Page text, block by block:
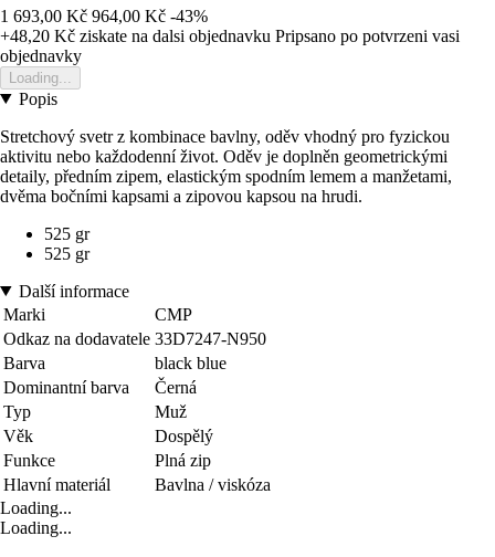
1 693,00 Kč 964,00 Kč -43%
+48,20 Kč ziskate na dalsi objednavku Pripsano po potvrzeni vasi
objednavky
Loading...
Popis
Stretchový svetr z kombinace bavlny, oděv vhodný pro fyzickou
aktivitu nebo každodenní život. Oděv je doplněn geometrickými
detaily, předním zipem, elastickým spodním lemem a manžetami,
dvěma bočními kapsami a zipovou kapsou na hrudi.
525 gr
525 gr
Další informace
Marki
CMP
Odkaz na dodavatele 33D7247-N950
Barva
black blue
Dominantní barva
Černá
Typ
Muž
Věk
Dospělý
Funkce
Plná zip
Hlavní materiál
Bavlna / viskóza
Loading...
Loading...